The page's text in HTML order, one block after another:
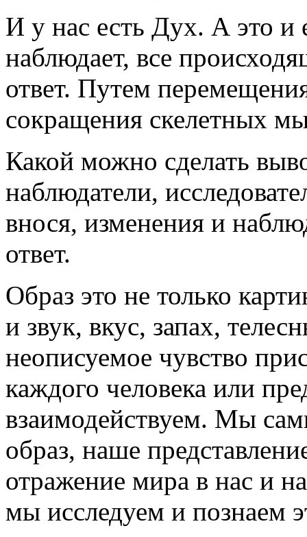
И у нас есть Дух. А это и
наблюдает, все
ответ. Путем
сокращения скелетных
Какой можно сделать
наблюдатели,
внося, изменения и
ответ.
Образ это не только
и звук, вкус, запах,
неописуемое чувство
каждого человека или
взаимодействуем. Мы
образ, наше
отражение мира в нас и
мы исследуем и познаем